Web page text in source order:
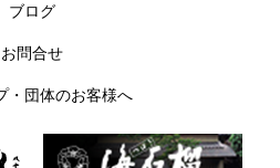
ブログ
お問合せ
・団体のお客様へ